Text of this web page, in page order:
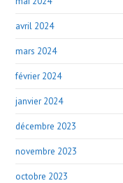
avril 2024
mars 2024
février 2024
janvier 2024
décembre 2023
novembre 2023
octobre 2023